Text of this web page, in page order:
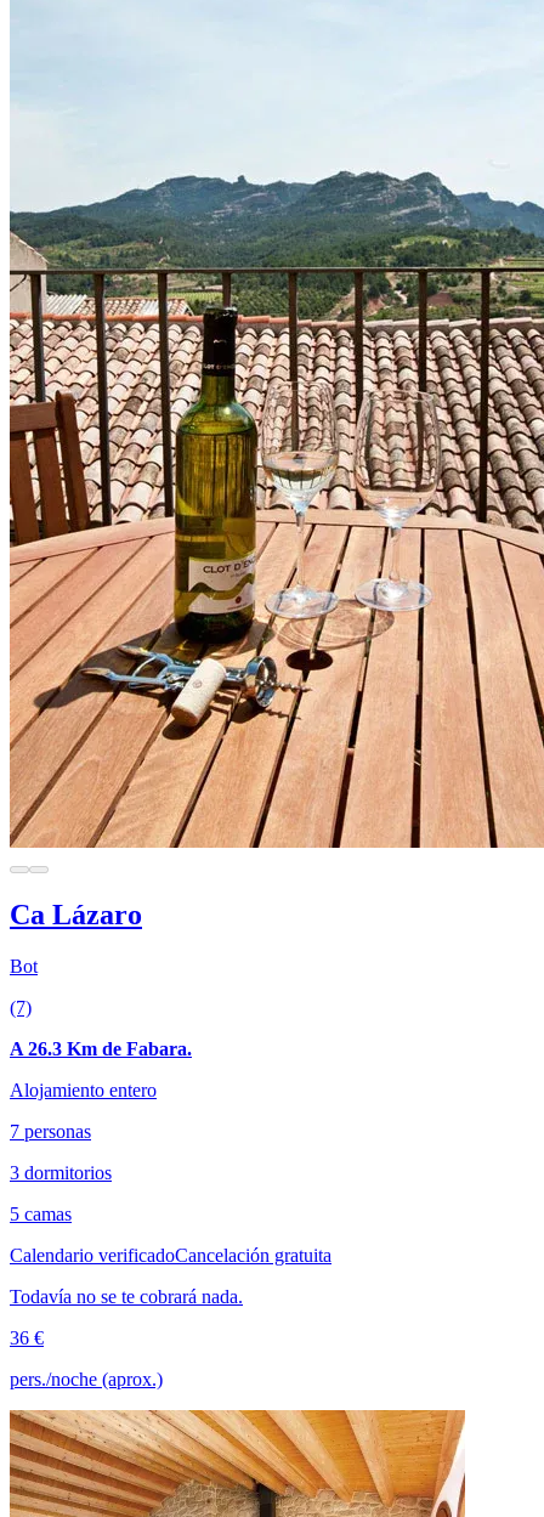
Ca Lázaro
Bot
(7)
A 26.3 Km de Fabara.
Alojamiento entero
7 personas
3 dormitorios
5 camas
Calendario verificadoCancelación gratuita
Todavía no se te cobrará nada.
36 €
pers./noche (aprox.)